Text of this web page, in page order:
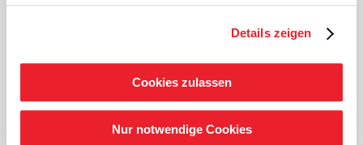
Details zeigen
Cookies zulassen
Nur notwendige Cookies
©